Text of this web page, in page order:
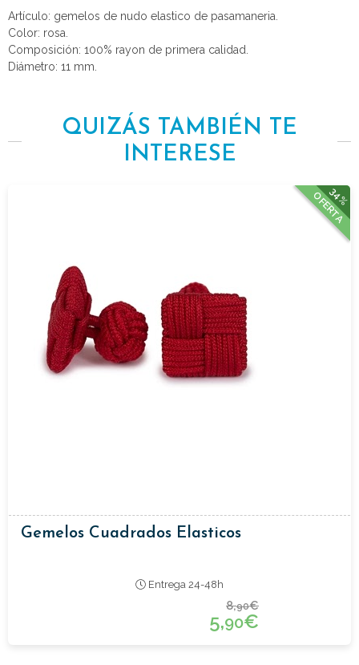
Artículo: gemelos de nudo elastico de pasamaneria.
Color: rosa.
Composición: 100% rayon de primera calidad.
Diámetro: 11 mm.
QUIZÁS TAMBIÉN TE
INTERESE
34%
OFERTA
Gemelos Cuadrados Elasticos
Entrega 24-48h
8,90€
5,90€